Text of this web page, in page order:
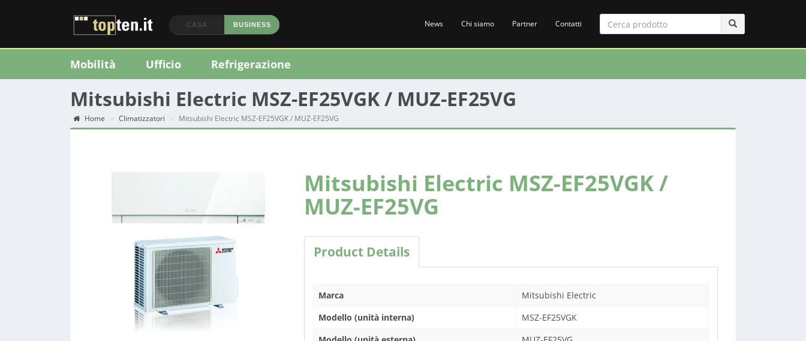
CASA BUSINESS News Chi siamo Partner Contatti
Mobilità Ufficio Refrigerazione
Mitsubishi Electric MSZ-EF25VGK / MUZ-EF25VG
Home Climatizzatori Mitsubishi Electric MSZ-EF25VGK / MUZ-EF25VG
Mitsubishi Electric MSZ-EF25VGK /
MUZ-EF25VG
Product Details
Marca
Mitsubishi Electric
Modello (unità interna)
MSZ-EF25VGK